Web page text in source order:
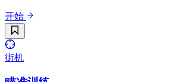
开始
街机